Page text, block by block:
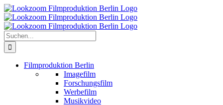
Zum
Inhalt
springen
Suche
nach:
Filmproduktion Berlin
Imagefilm
Forschungsfilm
Werbefilm
Musikvideo